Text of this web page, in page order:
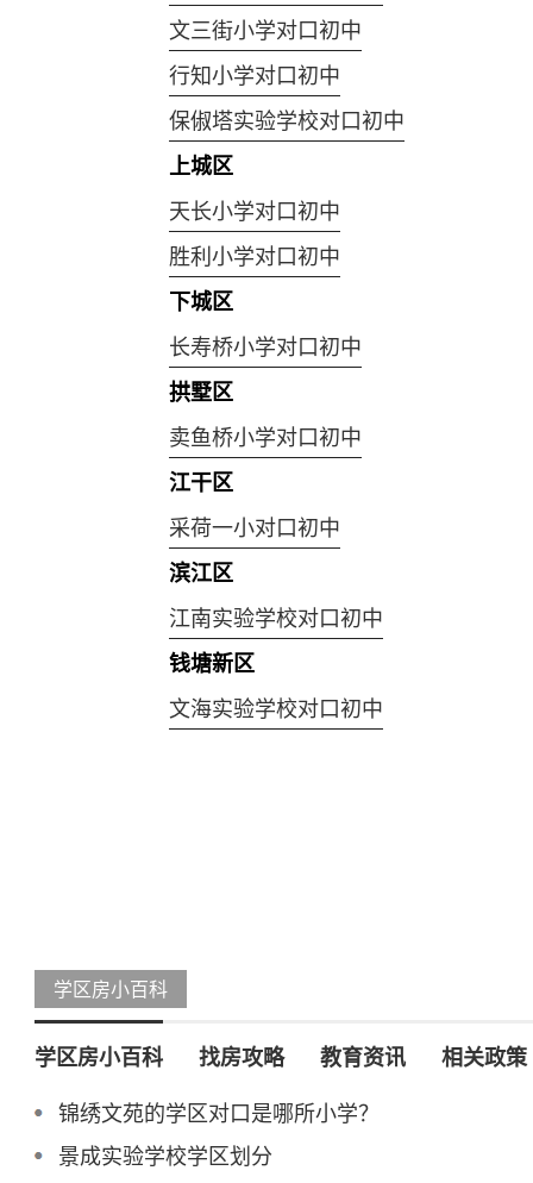
文三街小学对口初中
行知小学对口初中
保俶塔实验学校对口初中
上城区
天长小学对口初中
胜利小学对口初中
下城区
长寿桥小学对口初中
拱墅区
卖鱼桥小学对口初中
江干区
采荷一小对口初中
滨江区
江南实验学校对口初中
钱塘新区
文海实验学校对口初中
学区房小百科
学区房小百科 找房攻略 教育资讯 相关政策
锦绣文苑的学区对口是哪所小学？
景成实验学校学区划分